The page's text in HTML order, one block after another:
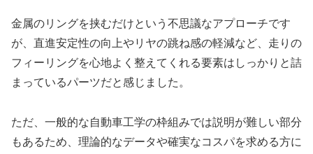
金属のリングを挟むだけという不思議なアプローチです
が、直進安定性の向上やリヤの跳ね感の軽減など、走りの
フィーリングを心地よく整えてくれる要素はしっかりと詰
まっているパーツだと感じました。
ただ、一般的な自動車工学の枠組みでは説明が難しい部分
もあるため、理論的なデータや確実なコスパを求める方に